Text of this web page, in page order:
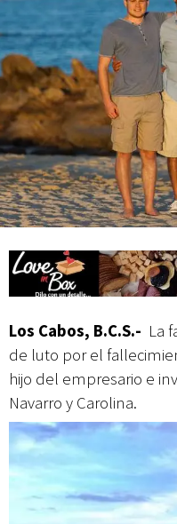
Campesina
Los Cabos, B.C.S.- La
de luto por el
hijo del empresario e
Navarro y Carolina.